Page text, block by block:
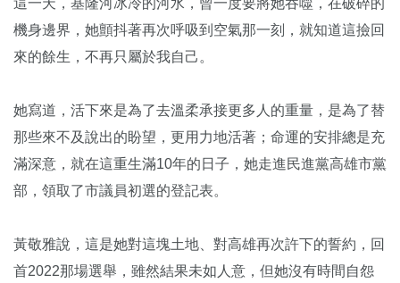
機身邊界，她顫抖著再次呼吸到空氣那一刻，就知道這撿回
來的餘生，不再只屬於我自己。
她寫道，活下來是為了去溫柔承接更多人的重量，是為了替
那些來不及說出的盼望，更用力地活著；命運的安排總是充
滿深意，就在這重生滿10年的日子，她走進民進黨高雄市黨
部，領取了市議員初選的登記表。
黃敬雅說，這是她對這塊土地、對高雄再次許下的誓約，回
首2022那場選舉，雖然結果未如人意，但她沒有時間自怨